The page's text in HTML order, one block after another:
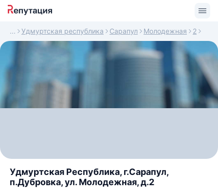
Удмуртская республика Сарапул Молодежная 2
Удмуртская Республика, г.Сарапул,
п.Дубровка, ул. Молодежная, д.2